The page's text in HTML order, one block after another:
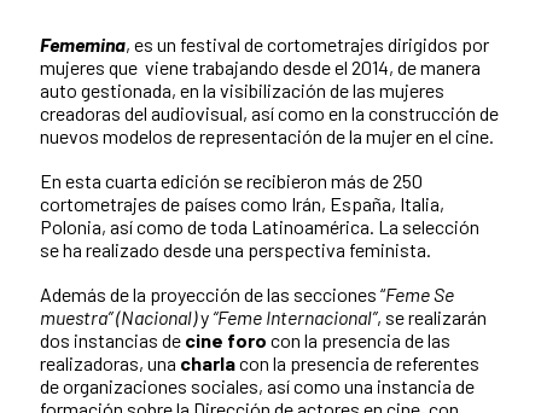
Fememina, es un festival de cortometrajes dirigidos por
mujeres que viene trabajando desde el 2014, de manera
auto gestionada, en la visibilización de las mujeres
creadoras del audiovisual, así como en la construcción de
nuevos modelos de representación de la mujer en el cine.
En esta cuarta edición se recibieron más de 250
cortometrajes de países como Irán, España, Italia,
Polonia, así como de toda Latinoamérica. La selección
se ha realizado desde una perspectiva feminista.
Además de la proyección de las secciones “Feme Se
muestra” (Nacional)y“Feme Internacional”, se realizarán
dos instancias de cine foro con la presencia de las
realizadoras, una charlacon la presencia de referentes
de organizaciones sociales, así como una instancia de